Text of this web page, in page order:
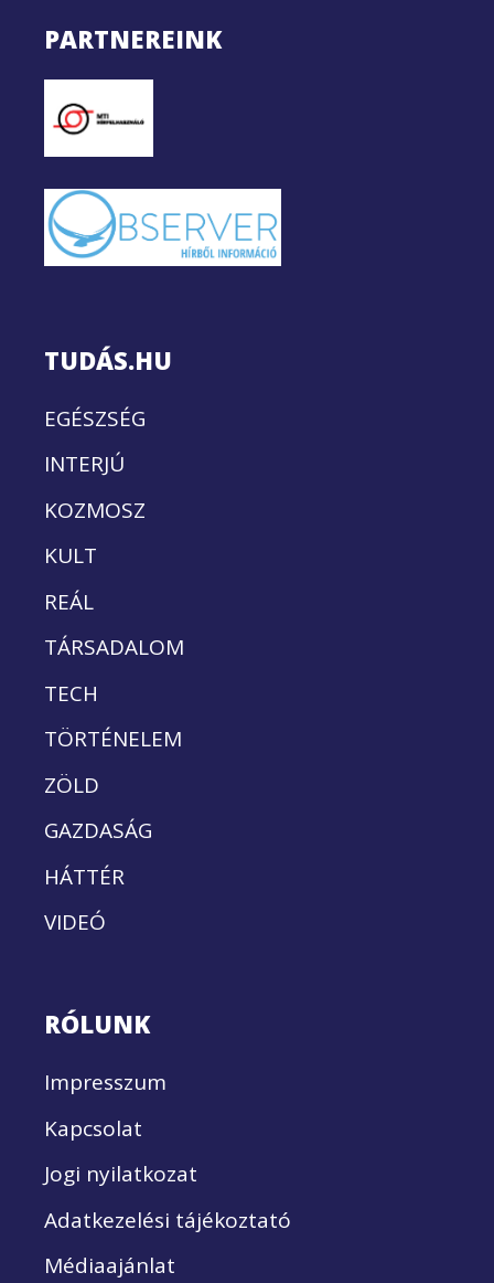
PARTNEREINK
TUDÁS.HU
EGÉSZSÉG
INTERJÚ
KOZMOSZ
KULT
REÁL
TÁRSADALOM
TECH
TÖRTÉNELEM
ZÖLD
GAZDASÁG
HÁTTÉR
VIDEÓ
RÓLUNK
Impresszum
Kapcsolat
Jogi nyilatkozat
Adatkezelési tájékoztató
Médiaajánlat